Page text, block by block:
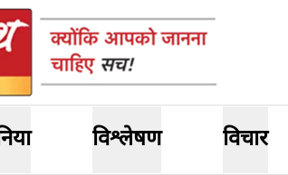
विश्लेषण विचार